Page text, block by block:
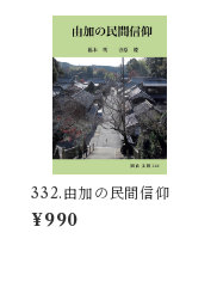
332.由加の民間信仰
¥990